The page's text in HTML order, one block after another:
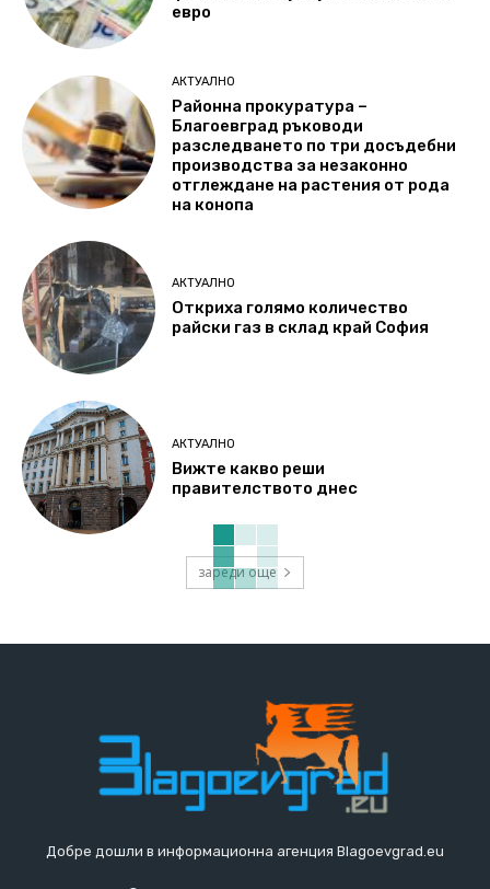
евро
АКТУАЛНО
Районна прокуратура –
Благоевград ръководи
разследването по три досъдебни
производства за незаконно
отглеждане на растения от рода
на конопа
АКТУАЛНО
Откриха голямо количество
райски газ в склад край София
АКТУАЛНО
Вижте какво реши
правителството днес
зареди още
Добре дошли в информационна агенция Blagoevgrad.eu